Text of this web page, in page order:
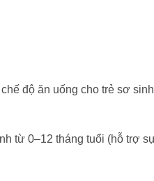
độ ăn uống cho trẻ sơ
từ 0–12 tháng tuổi (hỗ trợ